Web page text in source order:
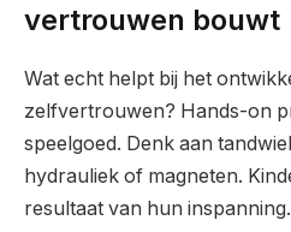
vertrouwen bouwt
Wat echt helpt bij het
zelfvertrouwen? Hands-on
speelgoed. Denk aan
hydrauliek of magneten.
resultaat van hun